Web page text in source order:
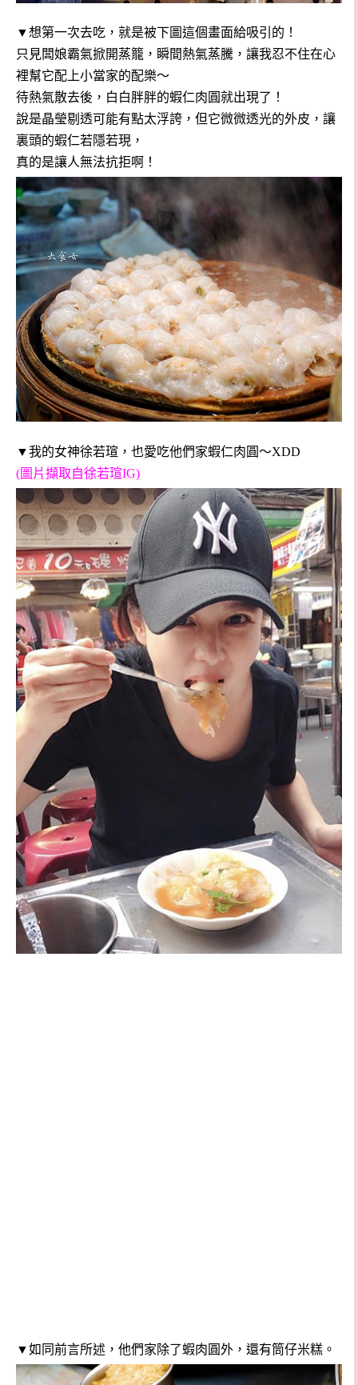
▼想第一次去吃，就是被下圖這個畫面給吸引的！
只見闆娘霸氣掀開蒸籠，瞬間熱氣蒸騰，讓我忍不住在心
裡幫它配上小當家的配樂～
待熱氣散去後，白白胖胖的蝦仁肉圓就出現了！
說是晶瑩剔透可能有點太浮誇，但它微微透光的外皮，讓
裏頭的蝦仁若隱若現，
真的是讓人無法抗拒啊！
▼我的女神徐若瑄，也愛吃他們家蝦仁肉圓～XDD
(圖片擷取自徐若瑄IG)
▼如同前言所述，他們家除了蝦肉圓外，還有筒仔米糕。